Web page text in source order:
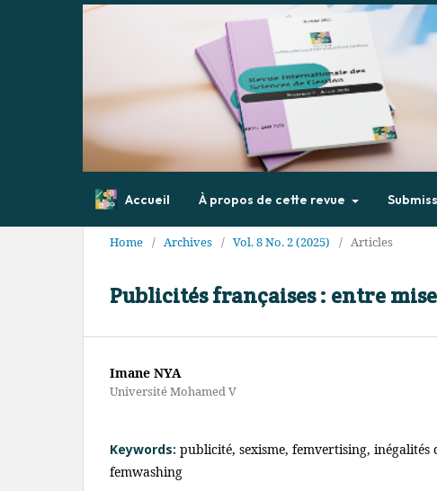
Accueil À propos de cette revue
Home / Archives / Vol. 8 No. 2 (2025) / Articles
Publicités françaises : entre
Imane NYA
Université Mohamed V
Keywords: publicité, sexisme, femvertising, inégalités
femwashing